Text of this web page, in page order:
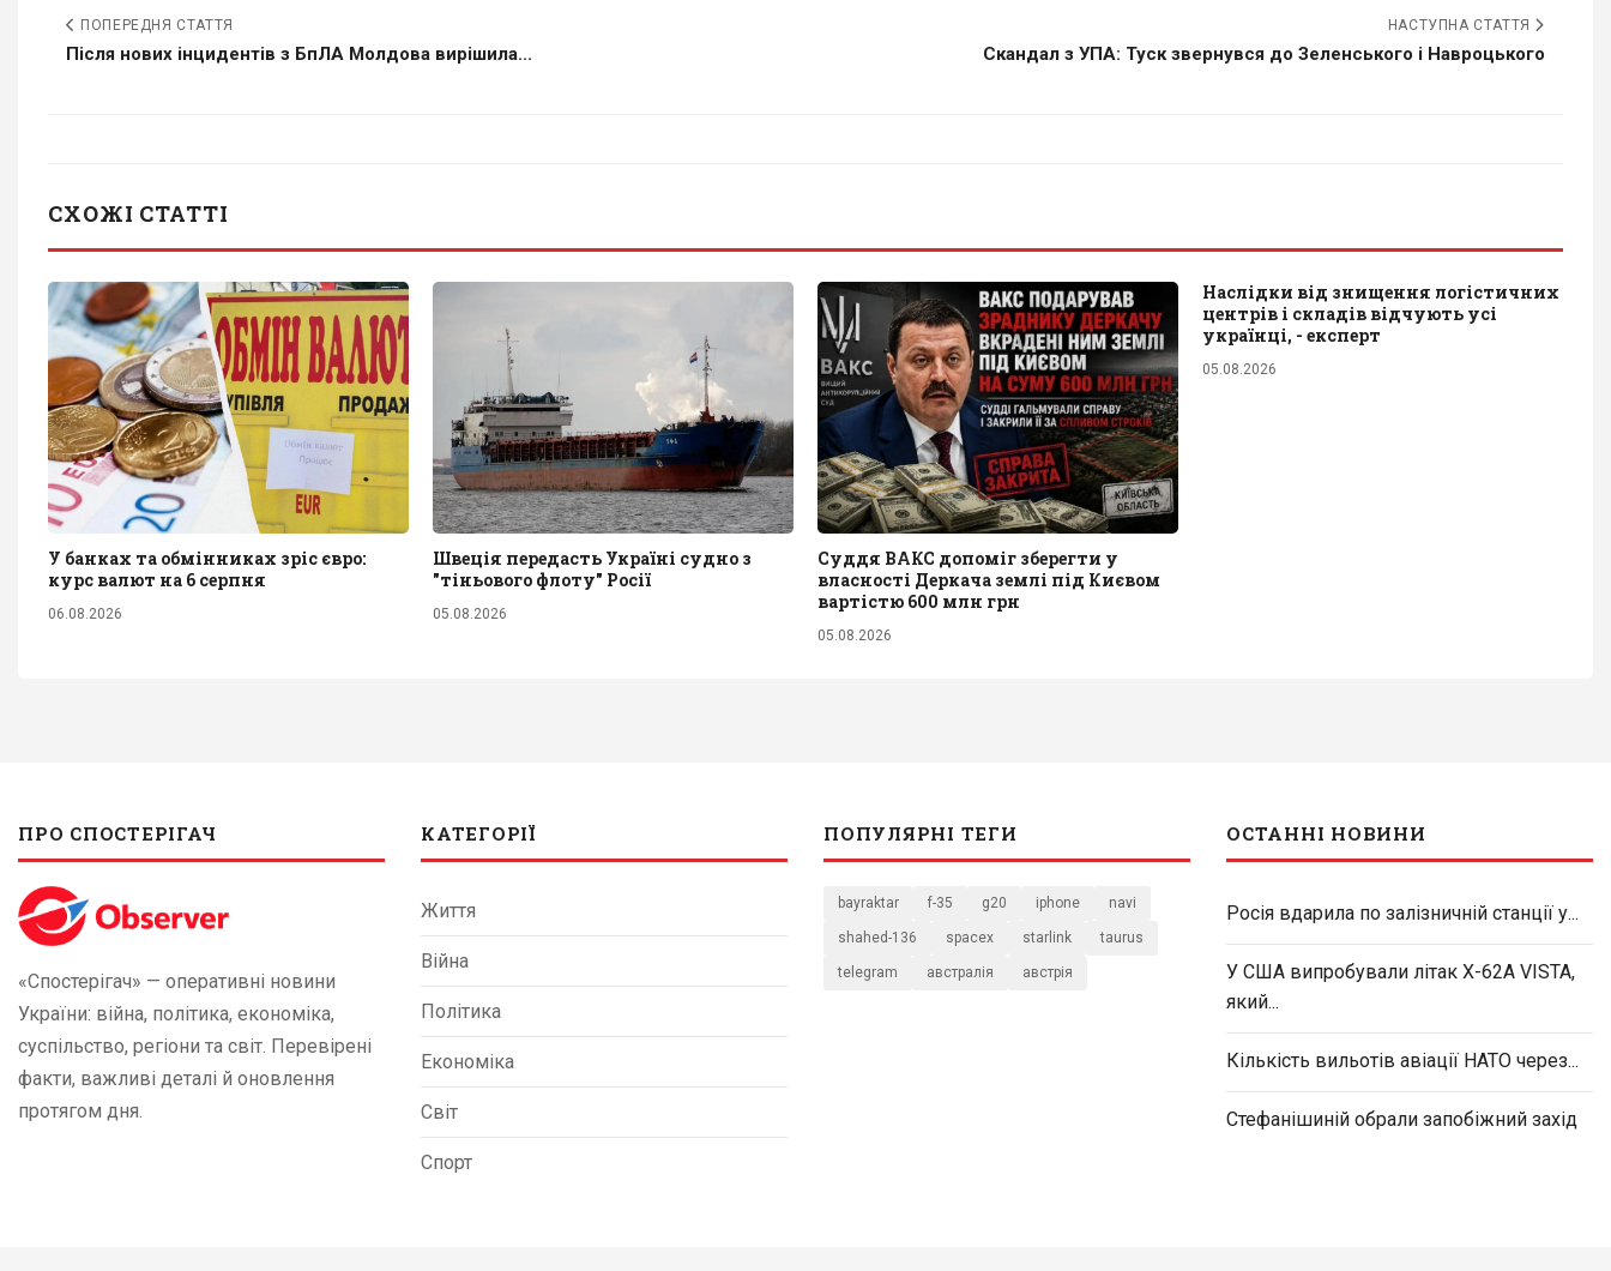
ПОПЕРЕДНЯ СТАТТЯ
Після нових інцидентів з БпЛА Молдова вирішила...
НАСТУПНА СТАТТЯ
Скандал з УПА: Туск звернувся до Зеленського і Навроцького
СХОЖІ СТАТТІ
У банках та обмінниках зріс євро:
курс валют на 6 серпня
06.08.2026
Швеція передасть Україні судно з
"тіньового флоту" Росії
05.08.2026
Суддя ВАКС допоміг зберегти у
власності Деркача землі під Києвом
вартістю 600 млн грн
05.08.2026
Наслідки від знищення логістичних
центрів і складів відчують усі
українці, - експерт
05.08.2026
ПРО СПОСТЕРІГАЧ
«Спостерігач» — оперативні новини
України: війна, політика, економіка,
суспільство, регіони та світ. Перевірені
факти, важливі деталі й оновлення
протягом дня.
КАТЕГОРІЇ
Життя
Війна
Політика
Економіка
Світ
Спорт
ПОПУЛЯРНІ ТЕГИ
bayraktar f-35 g20 iphone navi
shahed-136 spacex starlink taurus
telegram австралія австрія
ОСТАННІ НОВИНИ
Росія вдарила по залізничній станції у...
У США випробували літак X-62A VISTA,
який...
Кількість вильотів авіації НАТО через...
Стефанішиній обрали запобіжний захід